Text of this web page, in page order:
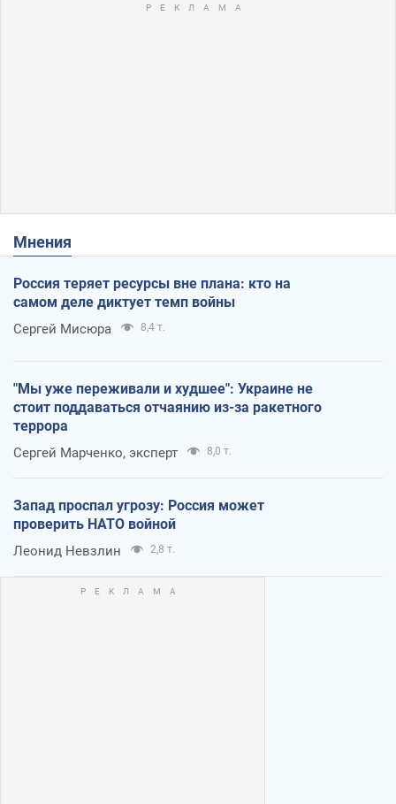
Мнения
Россия теряет ресурсы вне плана: кто на
самом деле диктует темп войны
Сергей Мисюра 8,4 т.
"Мы уже переживали и худшее": Украине не
стоит поддаваться отчаянию из-за ракетного
террора
Сергей Марченко, эксперт 8,0 т.
Запад проспал угрозу: Россия может
проверить НАТО войной
Леонид Невзлин 2,8 т.